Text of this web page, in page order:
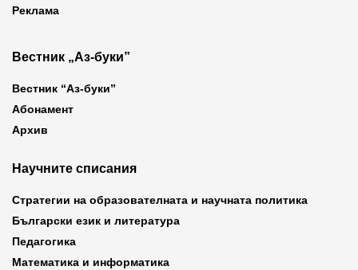
Реклама
Вестник „Аз-буки”
Вестник “Аз-буки”
Абонамент
Архив
Научните списания
Стратегии на образователната и научната политика
Български език и литература
Педагогика
Математика и информатика